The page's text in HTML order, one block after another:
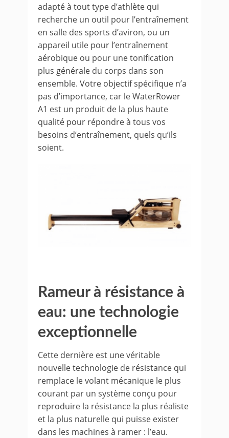
adapté à tout type d’athlète qui
recherche un outil pour l’entraînement
en salle des sports d’aviron, ou un
appareil utile pour l’entraînement
aérobique ou pour une tonification
plus générale du corps dans son
ensemble. Votre objectif spécifique n’a
pas d’importance, car le WaterRower
A1 est un produit de la plus haute
qualité pour répondre à tous vos
besoins d’entraînement, quels qu’ils
soient.
Rameur à résistance à
eau: une technologie
exceptionnelle
Cette dernière est une véritable
nouvelle technologie de résistance qui
remplace le volant mécanique le plus
courant par un système conçu pour
reproduire la résistance la plus réaliste
et la plus naturelle qui puisse exister
dans les machines à ramer : l’eau.